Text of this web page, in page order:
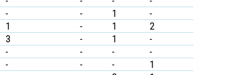
- - 1
-
1 - 1
2
3 - 1
-
- - -
-
- - -
1